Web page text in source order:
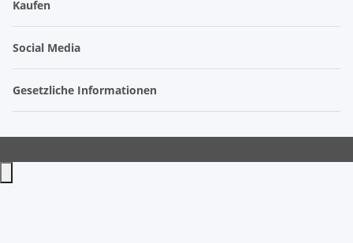
Kaufen
Social Media
Gesetzliche Informationen